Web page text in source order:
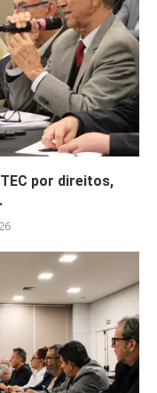
por direitos,